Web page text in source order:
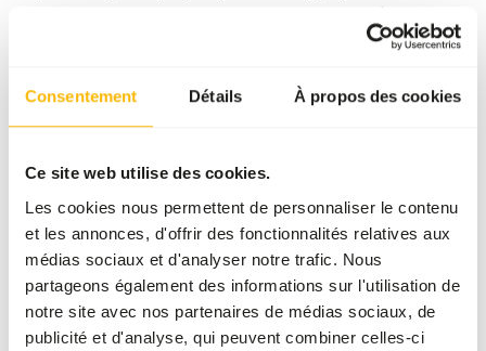
Consentement Détails À propos des cookies
Ce site web utilise des cookies.
Les cookies nous permettent de personnaliser le contenu
et les annonces, d'offrir des fonctionnalités relatives aux
médias sociaux et d'analyser notre trafic. Nous
partageons également des informations sur l'utilisation de
notre site avec nos partenaires de médias sociaux, de
publicité et d'analyse, qui peuvent combiner celles-ci
chiots et les chiennes allaitantes, cette quantité est
légèrement plus élevée, soit 40 à 60 grammes par kilo de
grammes par kilo de poids corporel par jour. La quantité
base pour estimer ses besoins énergétiques, mais chaque
aura besoin d'énergie, et l'environnement peut également
jouer un rôle. De plus, tous les types d'aliments n'ont pas la
même teneur énergétique. Les conseils ci-dessous sont
donc des directives. Cela signifie que vous devez surveiller
attentivement la condition physique de votre chien ou de